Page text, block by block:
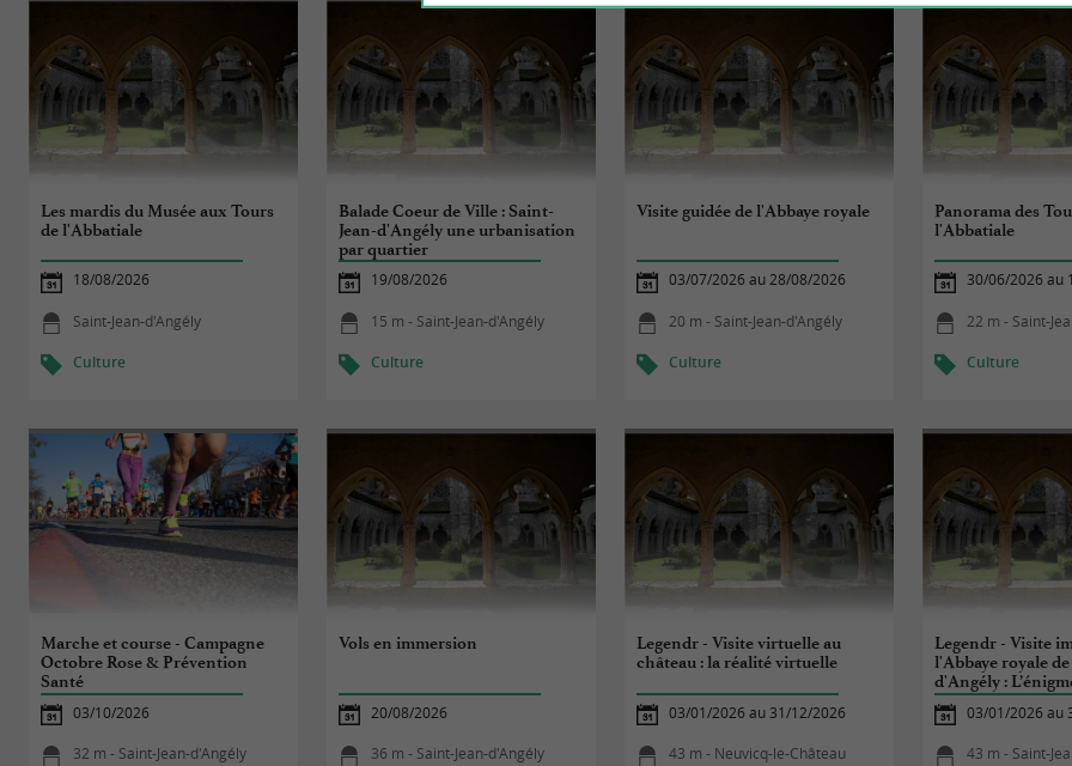
Les mardis du Musée aux Tours
de l'Abbatiale
18/08/2026
Saint-Jean-d'Angély
Culture
Balade Coeur de Ville : Saint-
Jean-d'Angély une urbanisation
par quartier
19/08/2026
15 m - Saint-Jean-d'Angély
Culture
Visite guidée de l'Abbaye royale
03/07/2026 au 28/08/2026
20 m - Saint-Jean-d'Angély
Culture
Panorama des
l'Abbatiale
30/06/2026 au
22 m - Saint-
Culture
Marche et course - Campagne
Octobre Rose & Prévention
Santé
03/10/2026
32 m - Saint-Jean-d'Angély
Vols en immersion
20/08/2026
36 m - Saint-Jean-d'Angély
Legendr - Visite virtuelle au
château : la réalité virtuelle
03/01/2026 au 31/12/2026
43 m - Neuvicq-le-Château
Legendr - Visite
l'Abbaye royale
d'Angély :
03/01/2026 au
43 m - Saint-